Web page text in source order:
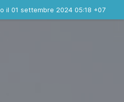
il 01 settembre 2024 05:18 +07